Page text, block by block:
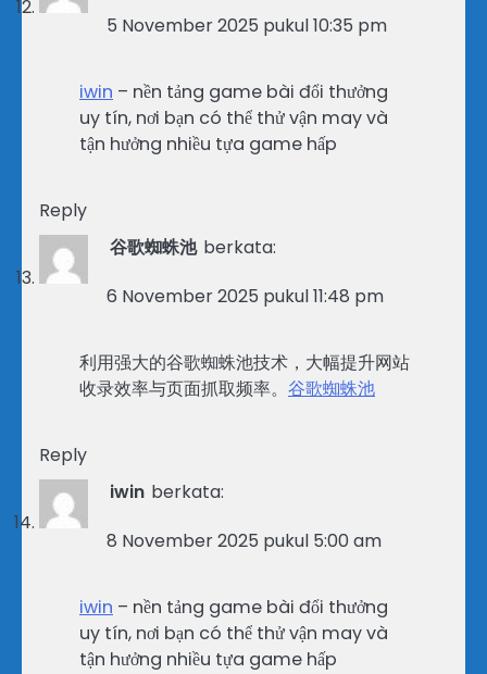
5 November 2025 pukul 10:35 pm
iwin – nền tảng game bài đổi thưởng
uy tín, nơi bạn có thể thử vận may và
tận hưởng nhiều tựa game hấp
Reply
谷歌蜘蛛池 berkata:
6 November 2025 pukul 11:48 pm
利用强大的谷歌蜘蛛池技术，大幅提升网站
收录效率与页面抓取频率。 谷歌蜘蛛池
Reply
iwin berkata:
8 November 2025 pukul 5:00 am
iwin – nền tảng game bài đổi thưởng
uy tín, nơi bạn có thể thử vận may và
tận hưởng nhiều tựa game hấp